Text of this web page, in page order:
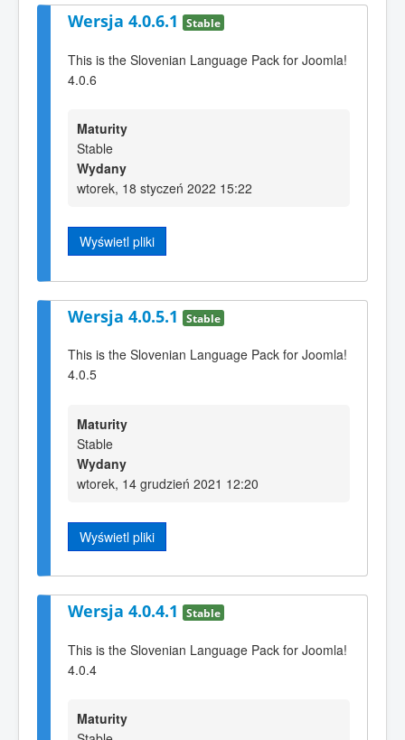
Wersja 4.0.6.1 Stable
This is the Slovenian Language Pack for Joomla!
4.0.6
Maturity
Stable
Wydany
wtorek, 18 styczeń 2022 15:22
Wyświetl pliki
Wersja 4.0.5.1 Stable
This is the Slovenian Language Pack for Joomla!
4.0.5
Maturity
Stable
Wydany
wtorek, 14 grudzień 2021 12:20
Wyświetl pliki
Wersja 4.0.4.1 Stable
This is the Slovenian Language Pack for Joomla!
4.0.4
Maturity